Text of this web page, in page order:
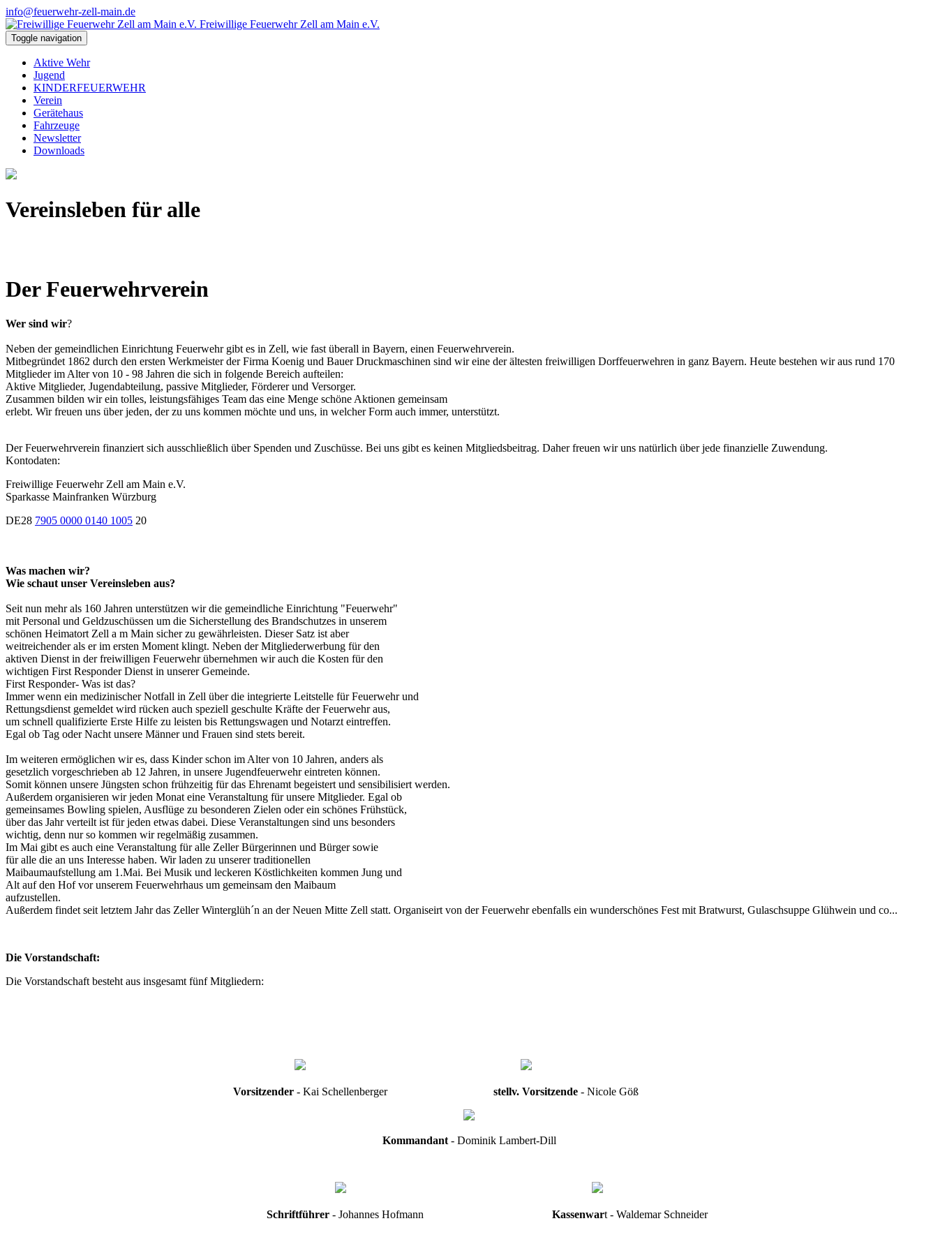
info@feuerwehr-zell-main.de
Freiwillige Feuerwehr Zell am Main e.V.
Toggle navigation
Aktive Wehr
Jugend
KINDERFEUERWEHR
Verein
Gerätehaus
Fahrzeuge
Newsletter
Downloads
Vereinsleben für alle
Der Feuerwehrverein
Wer sind wir?
Neben der gemeindlichen Einrichtung Feuerwehr gibt es in Zell, wie fast überall in Bayern, einen Feuerwehrverein.
Mitbegründet 1862 durch den ersten Werkmeister der Firma Koenig und Bauer Druckmaschinen sind wir eine der ältesten freiwilligen Dorffeuerwehren in ganz Bayern. Heute bestehen wir aus rund 170
Mitglieder im Alter von 10 - 98 Jahren die sich in folgende Bereich aufteilen:
Aktive Mitglieder, Jugendabteilung, passive Mitglieder, Förderer und Versorger.
Zusammen bilden wir ein tolles, leistungsfähiges Team das eine Menge schöne Aktionen gemeinsam
erlebt. Wir freuen uns über jeden, der zu uns kommen möchte und uns, in welcher Form auch immer, unterstützt.
Der Feuerwehrverein finanziert sich ausschließlich über Spenden und Zuschüsse. Bei uns gibt es keinen Mitgliedsbeitrag. Daher freuen wir uns natürlich über jede finanzielle Zuwendung.
Kontodaten:
Freiwillige Feuerwehr Zell am Main e.V.
Sparkasse Mainfranken Würzburg
DE28 7905 0000 0140 1005 20
Was machen wir?
Wie schaut unser Vereinsleben aus?
Seit nun mehr als 160 Jahren unterstützen wir die gemeindliche Einrichtung "Feuerwehr"
mit Personal und Geldzuschüssen um die Sicherstellung des Brandschutzes in unserem
schönen Heimatort Zell a m Main sicher zu gewährleisten. Dieser Satz ist aber
weitreichender als er im ersten Moment klingt. Neben der Mitgliederwerbung für den
aktiven Dienst in der freiwilligen Feuerwehr übernehmen wir auch die Kosten für den
wichtigen First Responder Dienst in unserer Gemeinde.
First Responder- Was ist das?
Immer wenn ein medizinischer Notfall in Zell über die integrierte Leitstelle für Feuerwehr und
Rettungsdienst gemeldet wird rücken auch speziell geschulte Kräfte der Feuerwehr aus,
um schnell qualifizierte Erste Hilfe zu leisten bis Rettungswagen und Notarzt eintreffen.
Egal ob Tag oder Nacht unsere Männer und Frauen sind stets bereit.
Im weiteren ermöglichen wir es, dass Kinder schon im Alter von 10 Jahren, anders als
gesetzlich vorgeschrieben ab 12 Jahren, in unsere Jugendfeuerwehr eintreten können.
Somit können unsere Jüngsten schon frühzeitig für das Ehrenamt begeistert und sensibilisiert werden.
Außerdem organisieren wir jeden Monat eine Veranstaltung für unsere Mitglieder. Egal ob
gemeinsames Bowling spielen, Ausflüge zu besonderen Zielen oder ein schönes Frühstück,
über das Jahr verteilt ist für jeden etwas dabei. Diese Veranstaltungen sind uns besonders
wichtig, denn nur so kommen wir regelmäßig zusammen.
Im Mai gibt es auch eine Veranstaltung für alle Zeller Bürgerinnen und Bürger sowie
für alle die an uns Interesse haben. Wir laden zu unserer traditionellen
Maibaumaufstellung am 1.Mai. Bei Musik und leckeren Köstlichkeiten kommen Jung und
Alt auf den Hof vor unserem Feuerwehrhaus um gemeinsam den Maibaum
aufzustellen.
Außerdem findet seit letztem Jahr das Zeller Winterglüh´n an der Neuen Mitte Zell statt. Organiseirt von der Feuerwehr ebenfalls ein wunderschönes Fest mit Bratwurst, Gulaschsuppe Glühwein und co...
Die Vorstandschaft:
Die Vorstandschaft besteht aus insgesamt fünf Mitgliedern:
Vorsitzender- Kai Schellenberger stellv. Vorsitzende- Nicole Göß
Kommandant- Dominik Lambert-Dill
Schriftführer - Johannes Hofmann Kassenwart - Waldemar Schneider